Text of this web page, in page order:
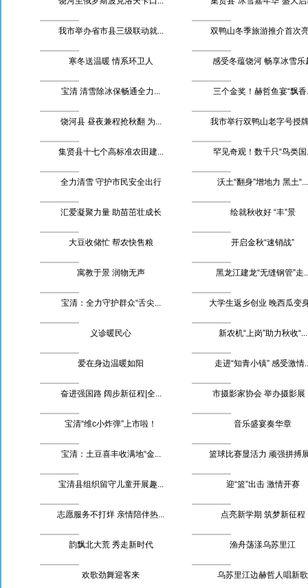
我市举办省市县三级联动就... 双鸭山冬季旅游推介首次
寒冬送温暖 情系环卫人 感受冬蕴饶河 畅享冰雪乐
宝清 清雪除冰保畅通全力... 三个金奖！赫哲鱼宴“飘香
饶河县 昼夜兼程抢秋翻 为... 我市举行双鸭山老字号授
集贤县十七个高标准农田建... 罕见奇观！数千只“鸟类国
全力清雪 守护市民安全出行 沃土“翻身”增地力 黑土“...
汇爱凝聚力量 助苗茁壮成长 绘就秋收好 “丰”景
大豆收储忙 帮农快售粮 开启金秋“速销战”
寓教于景 润物无声 黑龙江建龙“无缝钢管”走
宝清：全力守护群众“舌尖... 大学生返乡创业 晚西瓜变
义诊暖民心 新农机“上岗”助力秋收“...
爱在身边温暖如阳 走进“知青小镇” 感受激情
奋进强国路 阔步新征程|全... 市摄影家协会 举办摄影展
宝清“维c小炸弹”上市啦！ 音乐盛宴奏华章
宝清：土豆喜丰收满地“金... 篮球比赛显活力 顽强拼搏
宝清县组织留守儿童开展趣... 迎“篮”出击 激情开赛
志愿服务不打烊 亲情陪伴热... 点亮新学期 筑梦新征程
韵飘北大荒 秀走新时代 渔舟荡漾乌苏里江
欢歌劲舞迎客来 乌苏里江边赫哲人唱新歌